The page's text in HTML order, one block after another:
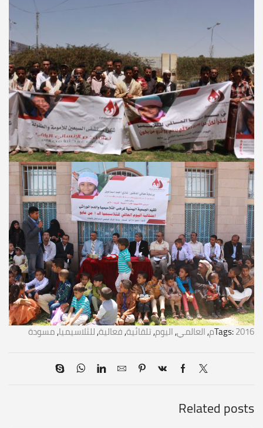
Tags:2016م ,العالمي,اليوم,تلقائية,فعالية,للثلاسيميا,مسودة
Related posts